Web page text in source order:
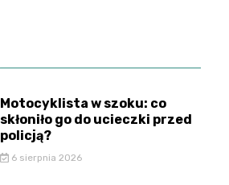
Motocyklista w szoku: co
skłoniło go do ucieczki przed
policją?
6 sierpnia 2026